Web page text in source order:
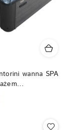
wanna SPA
cm), opal